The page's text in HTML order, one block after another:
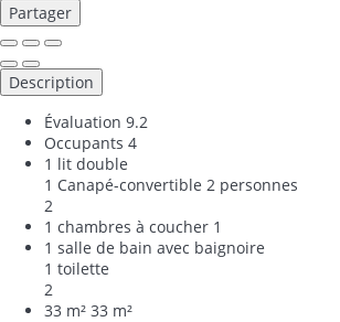
Partager
Description
Évaluation 9.2
Occupants 4
1 lit double
1 Canapé-convertible 2 personnes
2
1 chambres à coucher 1
1 salle de bain avec baignoire
1 toilette
2
33 m² 33 m²